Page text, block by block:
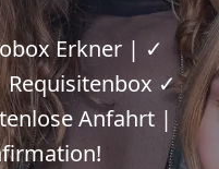
Erkner | ✓
Requisitenbox ✓
Anfahrt |